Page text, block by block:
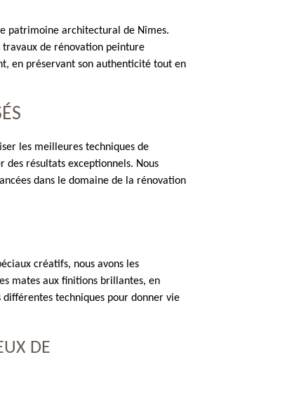
patrimoine architectural de Nîmes.
travaux de rénovation peinture
en préservant son authenticité tout en
les meilleures techniques de
résultats exceptionnels. Nous
dans le domaine de la rénovation
créatifs, nous avons les
mates aux finitions brillantes, en
techniques pour donner vie
DE